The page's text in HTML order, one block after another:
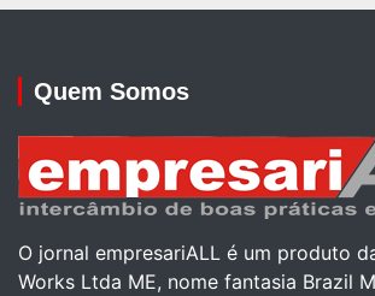
Quem Somos
O jornal empresariALL é um produto
Works Ltda ME, nome fantasia Brazil